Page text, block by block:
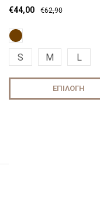
€62,90
€44,00
S M L
ΕΠΙΛΟΓΉ